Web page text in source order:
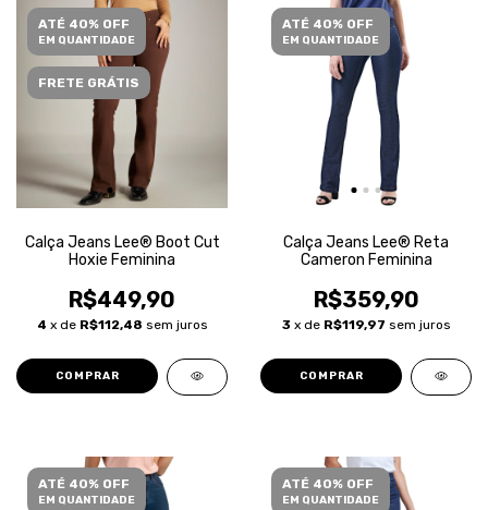
ATÉ 40% OFF
EM QUANTIDADE
FRETE GRÁTIS
Calça Jeans Lee® Boot Cut
Hoxie Feminina
R$449,90
4 x de R$112,48 sem juros
COMPRAR
ATÉ 40% OFF
EM QUANTIDADE
Calça Jeans Lee® Reta
Cameron Feminina
R$359,90
3 x de R$119,97 sem juros
COMPRAR
ATÉ 40% OFF
EM QUANTIDADE
ATÉ 40% OFF
EM QUANTIDADE